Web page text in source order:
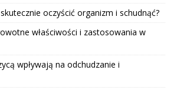
oczyścić organizm i schudnąć?
właściwości i zastosowania w
wpływają na odchudzanie i